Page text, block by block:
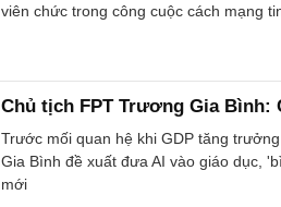
viên chức trong công cuộc cách mạng
Chủ tịch FPT Trương Gia Bình:
Trước mối quan hệ khi GDP tăng
Gia Bình đề xuất đưa AI vào giáo dục,
mới